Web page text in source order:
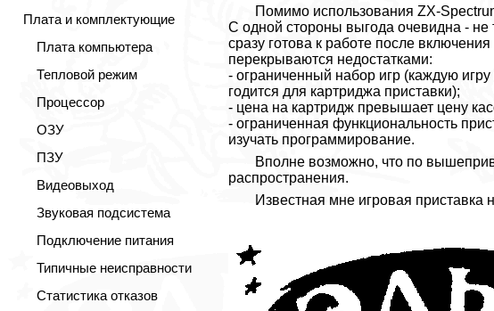
Плата и комплектующие
Плата компьютера
Тепловой режим
Процессор
ОЗУ
ПЗУ
Видеовыход
Звуковая подсистема
Подключение питания
Типичные неисправности
Статистика отказов
Помимо использования ZX-
С одной стороны выгода очевидна - не
сразу готова к работе после
перекрываются недостатками:
- ограниченный набор игр (каждую игру
годится для картриджа приставки);
- цена на картридж превышает цену
- ограниченная функциональность
изучать программирование.
Вполне возможно, что по
распространения.
Известная мне игровая